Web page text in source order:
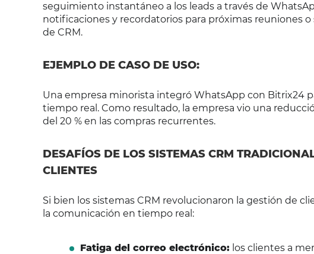
seguimiento instantáneo a los leads a través de
notificaciones y recordatorios para próximas reuniones
de CRM.
EJEMPLO DE CASO DE USO:
Una empresa minorista integró WhatsApp con Bitrix24
tiempo real. Como resultado, la empresa vio una
del 20 % en las compras recurrentes.
DESAFÍOS DE LOS SISTEMAS CRM
CLIENTES
Si bien los sistemas CRM revolucionaron la gestión de
la comunicación en tiempo real:
Fatiga del correo electrónico: los clientes a